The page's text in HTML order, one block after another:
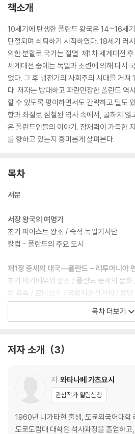
책소개
10세기에 탄생한 폴란드 왕국은 14~16세
단절되며 쇠퇴하기 시작하였다. 18세기 러
의한 분할로 국가는 절멸. 제1차 세계대전
세계대전 중에는 독일과 소련에 의해 다시
었다. 그 후 냉전기의 사회주의 시대를 거
다. 저자는 방대하고 파란만장한 폴란드 역
할 수 있도록 평이하면서도 간략하고 밀도
항과 좌절로 점철된 역사 속에서, 굴하지 않
온 폴란드인들의 이야기. 잠재력이 가득한
를 향하고 있는지 흥미롭게 살펴본다.
목차
서문
서장 왕국의 여명기
초기 피아스트 왕조 / 숙적 독일기사단
칼럼 - 폴란드의 주요 도시
제1장 중세의 대국―폴란드 - 리투아니아
초기 야기에우워 왕조 / 폴란드 중세의 문
의 복속 / 르네상스 / 국왕자유선거제 / 동
/ 튀르키예, 코사크와의 전쟁 / 얀 카지미에
제2장 왕제의 종언과 국가 소멸―러시아 ·
스타니스와프 아우구스트 포니아토프스키
드인 / 4년국회와 5월 3일 헌법 / 코시치우
칼럼 - 영화로 본 바르샤바
제3장 열강의 지배와 조국 해방운동―계속
목차 더보기
저자 소개 3
저 와타나베 가츠요시
관심작가 알림신청
1960년 니가타현 출생, 도쿄외국어대학
도쿄도립대 대학원 석사과정을 졸업하